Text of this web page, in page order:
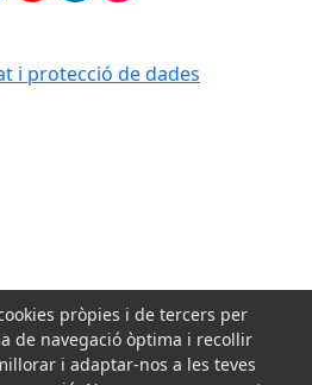
i protecció de dades
pròpies i de tercers per
de navegació òptima i recollir
i adaptar-nos a les teves